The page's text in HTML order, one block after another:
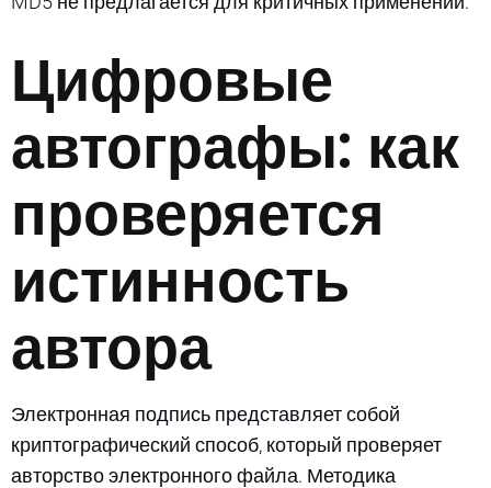
Цифровые
автографы: как
проверяется
истинность
автора
Электронная подпись представляет собой
криптографический способ, который проверяет
авторство электронного файла. Методика